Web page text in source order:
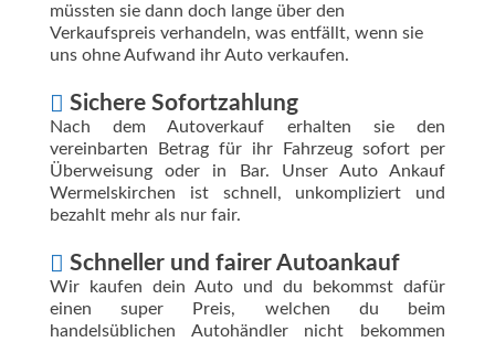
müssten sie dann doch lange über den
Verkaufspreis verhandeln, was entfällt, wenn sie
uns ohne Aufwand ihr Auto verkaufen.
Sichere Sofortzahlung
Nach dem Autoverkauf erhalten sie den
vereinbarten Betrag für ihr Fahrzeug sofort per
Überweisung oder in Bar. Unser Auto Ankauf
Wermelskirchen ist schnell, unkompliziert und
bezahlt mehr als nur fair.
Schneller und fairer Autoankauf
Wir kaufen dein Auto und du bekommst dafür
einen super Preis, welchen du beim
handelsüblichen Autohändler nicht bekommen